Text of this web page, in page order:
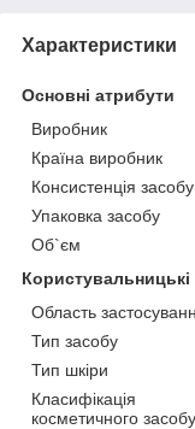
Характеристики
Основні атрибути
Виробник
Країна виробник
Консистенція засобу
Упаковка засобу
Об`єм
Користувальницькі
Область
Тип засобу
Тип шкіри
Класифікація
косметичного засобу